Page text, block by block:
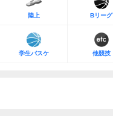
陸上 Bリーグ
学生バスケ 他競技